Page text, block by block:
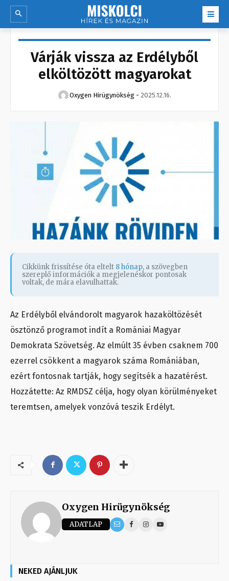
Várják vissza az Erdélyből
elköltözött magyarokat
Oxygen Hirügynökség - 2025.12.16.
Cikkünk frissítése óta eltelt 8 hónap, a szövegben
szereplő információk a megjelenéskor pontosak
voltak, de mára elavulhattak.
Az Erdélyből elvándorolt magyarok hazaköltözését
ösztönző programot indít a Romániai Magyar
Demokrata Szövetség. Az elmúlt 35 évben csaknem 700
ezerrel csökkent a magyarok száma Romániában,
ezért fontosnak tartják, hogy segítsék a hazatérést.
Hozzátette: Az RMDSZ célja, hogy olyan körülményeket
teremtsen, amelyek vonzóvá teszik Erdélyt.
Oxygen Hirügynökség
ADATLAP
NEKED AJÁNLJUK